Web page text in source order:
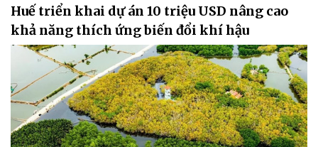
Huế triển khai dự án 10 triệu USD nâng cao
khả năng thích ứng biến đổi khí hậu